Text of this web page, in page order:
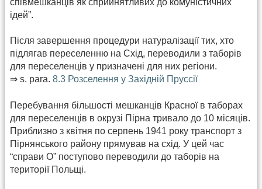
співмешканців як сприйнятливих до комуністичних
ідей”.
Після завершення процедури натуралізації тих, хто
підлягав переселенню на Схід, переводили з таборів
для переселенців у призначені для них регіони.
⇒ s. para. 8.3 Розселення у Західній Пруссії
Перебування більшості мешканців Красної в таборах
для переселенців в окрузі Пірна тривало до 10 місяців.
Приблизно з квітня по серпень 1941 року транспорт з
Пірнянського району прямував на схід. У цей час
“справи О” поступово переводили до таборів на
території Польщі.